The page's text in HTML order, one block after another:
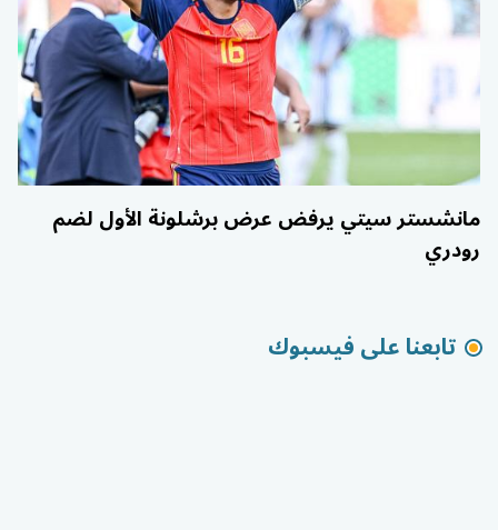
مانشستر سيتي يرفض عرض برشلونة الأول لضم
رودري
تابعنا على فيسبوك